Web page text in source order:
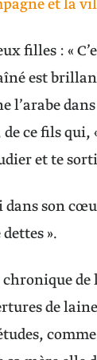
et la
filles : «
est
l’arabe
ce fils qui,
et te
son
».
de
de